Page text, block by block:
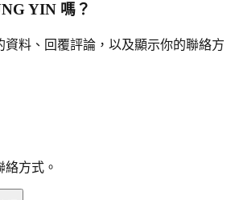
YIN 嗎？
資料、回覆評論，以及顯示你的聯絡方
絡方式。